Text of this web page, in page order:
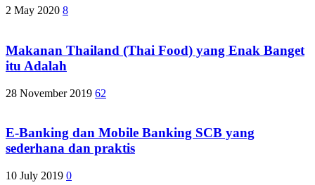
2 May 2020 8
Makanan Thailand (Thai Food) yang Enak Banget
itu Adalah
28 November 2019 62
E-Banking dan Mobile Banking SCB yang
sederhana dan praktis
10 July 2019 0